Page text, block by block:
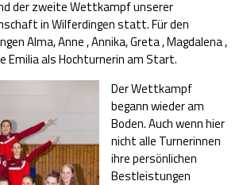
der zweite Wettkampf unserer
in Wilferdingen statt. Für den
Alma, Anne , Annika, Greta , Magdalena ,
Emilia als Hochturnerin am Start.
DerWettkampf
begann wieder am
Boden. Auch wenn hier
nicht alle Turnerinnen
ihre persönlichen
Bestleistungen